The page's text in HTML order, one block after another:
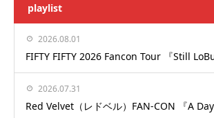
playlist
2026.08.01
FIFTY FIFTY 2026 Fancon Tour 『Still
2026.07.31
Red Velvet（レドベル）FAN-CON 『A